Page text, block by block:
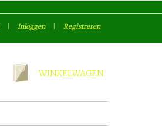
Inloggen Registreren
WINKELWAGEN